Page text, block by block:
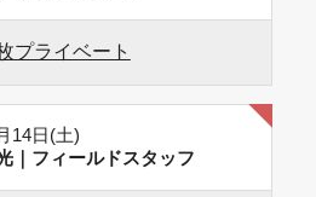
プライベート
14日(土)
｜フィールドスタッフ